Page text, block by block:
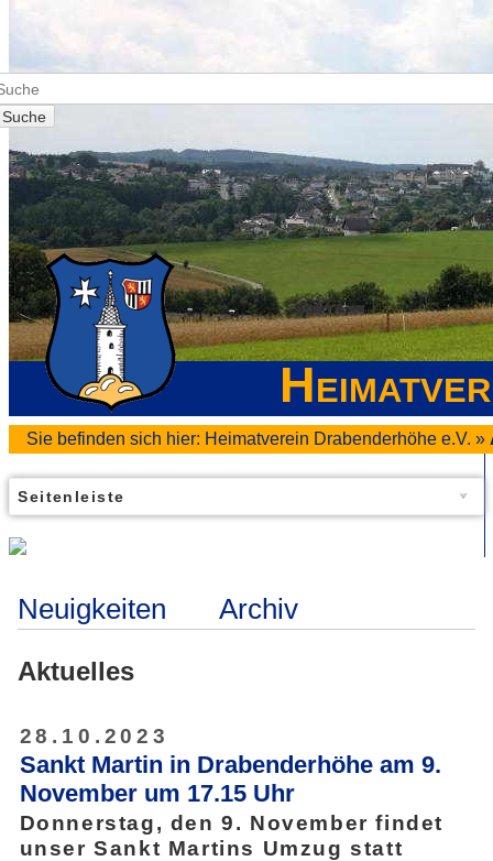
Suche
Sie befinden sich hier: Heimatverein Drabenderhöhe e.V. »
Seitenleiste
Neuigkeiten Archiv
Aktuelles
28.10.2023
Sankt Martin in Drabenderhöhe am 9.
November um 17.15 Uhr
Donnerstag, den 9. November findet
unser Sankt Martins Umzug statt